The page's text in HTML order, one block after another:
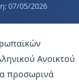
2020
07/05/2026
Ανοικτού
προσωρινά